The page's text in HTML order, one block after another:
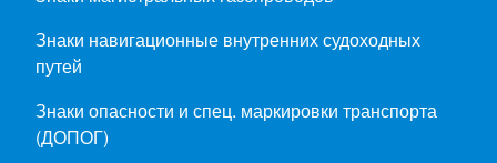
Знаки навигационные внутренних судоходных
путей
Знаки опасности и спец. маркировки транспорта
(ДОПОГ)